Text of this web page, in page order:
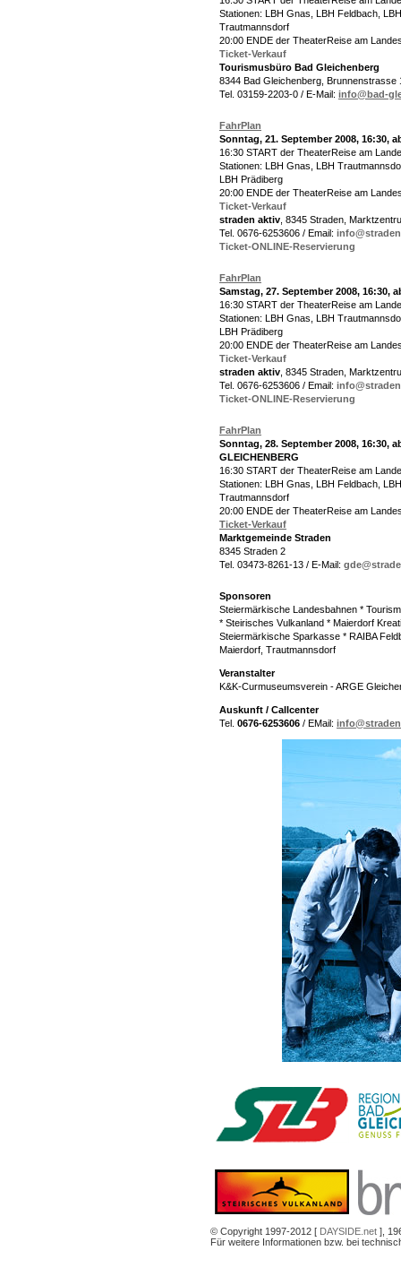
Stationen: LBH Gnas, LBH Feldbach,
Trautmannsdorf
20:00 ENDE der TheaterReise am
Ticket-Verkauf
Tourismusbüro Bad Gleichenberg
8344 Bad Gleichenberg, Brunnenstrasse
Tel. 03159-2203-0 / E-Mail: info@bad-
FahrPlan
Sonntag, 21. September 2008, 16:30,
16:30 START der TheaterReise am
Stationen: LBH Gnas, LBH
LBH Prädiberg
20:00 ENDE der TheaterReise am
Ticket-Verkauf
straden aktiv , 8345 Straden,
Tel. 0676-6253606 / Email:
Ticket-ONLINE-Reservierung
FahrPlan
Samstag, 27. September 2008, 16:30,
16:30 START der TheaterReise am
Stationen: LBH Gnas, LBH
LBH Prädiberg
20:00 ENDE der TheaterReise am
Ticket-Verkauf
straden aktiv , 8345 Straden,
Tel. 0676-6253606 / Email:
Ticket-ONLINE-Reservierung
FahrPlan
Sonntag, 28. September 2008, 16:30,
GLEICHENBERG
16:30 START der TheaterReise am
Stationen: LBH Gnas, LBH Feldbach,
Trautmannsdorf
20:00 ENDE der TheaterReise am
Ticket-Verkauf
Marktgemeinde Straden
8345 Straden 2
Tel. 03473-8261-13 / E-Mail:
Sponsoren
Steiermärkische Landesbahnen *
* Steirisches Vulkanland * Maierdorf
Steiermärkische Sparkasse * RAIBA
Maierdorf, Trautmannsdorf
Veranstalter
K&K-Curmuseumsverein - ARGE
Auskunft / Callcenter
Tel. 0676-6253606 / EMail:
© Copyright 1997-2012 [ DAYSIDE.net ],
Für weitere Informationen bzw. bei